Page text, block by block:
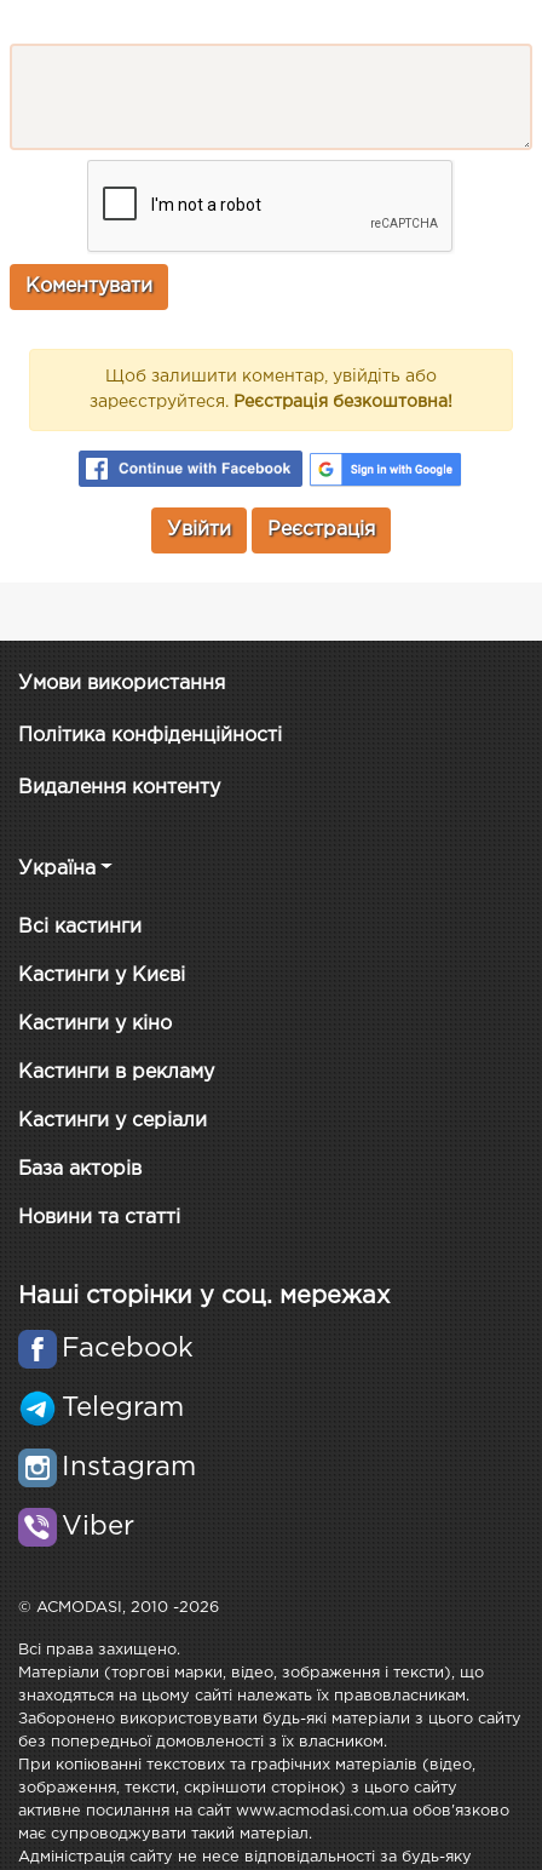
Щоб залишити коментар, увійдіть або
зареєструйтеся. Реєстрація безкоштовна!
Увійти Реєстрація
Умови використання
Політика конфіденційності
Видалення контенту
Україна
Всі кастинги
Кастинги у Києві
Кастинги у кіно
Кастинги в рекламу
Кастинги у серіали
База акторів
Новини та статті
Наші сторінки у соц. мережах
Facebook
Telegram
Instagram
Viber
© ACMODASI, 2010 -2026
Всі права захищено.
Матеріали (торгові марки, відео, зображення і тексти), що
знаходяться на цьому сайті належать їх правовласникам.
Заборонено використовувати будь-які матеріали з цього сайту
без попередньої домовленості з їх власником.
При копіюванні текстових та графічних матеріалів (відео,
зображення, тексти, скріншоти сторінок) з цього сайту
активне посилання на сайт www.acmodasi.com.ua обов'язково
має супроводжувати такий матеріал.
Адміністрація сайту не несе відповідальності за будь-яку